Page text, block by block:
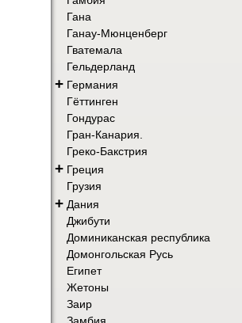
Гана
Ганау-Мюнценберг
Гватемала
Гельдерланд
+ Германия
Гёттинген
Гондурас
Гран-Канария.
Греко-Бакстрия
+ Греция
Грузия
+ Дания
Джибути
Доминиканская республика
Домонгольская Русь
Египет
Жетоны
Заир
Замбия